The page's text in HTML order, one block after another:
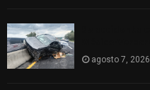
agosto 7, 2026